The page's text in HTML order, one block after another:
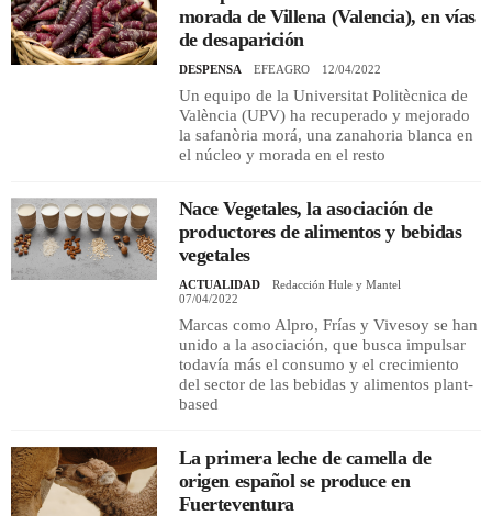
morada de Villena (Valencia), en vías
de desaparición
DESPENSA EFEAGRO 12/04/2022
Un equipo de la Universitat Politècnica de
València (UPV) ha recuperado y mejorado
la safanòria morá, una zanahoria blanca en
el núcleo y morada en el resto
Nace Vegetales, la asociación de
productores de alimentos y bebidas
vegetales
ACTUALIDAD
Redacción Hule y Mantel
07/04/2022
Marcas como Alpro, Frías y Vivesoy se han
unido a la asociación, que busca impulsar
todavía más el consumo y el crecimiento
del sector de las bebidas y alimentos plant-
based
La primera leche de camella de
origen español se produce en
Fuerteventura